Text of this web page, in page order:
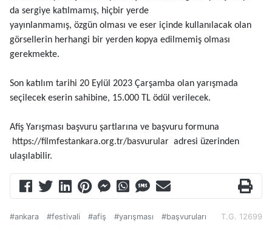
da sergiye katılmamış, hiçbir yerde
yayınlanmamış, özgün olması ve eser içinde kullanılacak olan
görsellerin herhangi bir yerden kopya edilmemiş olması
gerekmekte.
Son katılım tarihi 20 Eylül 2023 Çarşamba olan yarışmada
seçilecek eserin sahibine, 15.000 TL ödül verilecek.
Afiş Yarışması başvuru şartlarına ve başvuru formuna
https://filmfestankara.org.tr/basvurular adresi üzerinden
ulaşılabilir.
T.G. 12699
#ankara #festivali #afiş #yarışması
#başvuruları